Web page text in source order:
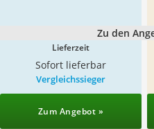
Zu den
Lieferzeit
Sofort lieferbar
Vergleichssieger
Zum Angebot »